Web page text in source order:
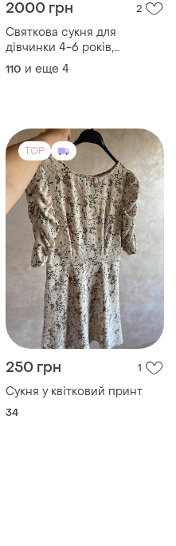
2000 грн 2
Святкова сукня для
дівчинки 4-6 років,
універсальний розмір,
дуже гарна та ніжна
110 и еще 4
TOP
250 грн 1
Сукня у квітковий принт
34